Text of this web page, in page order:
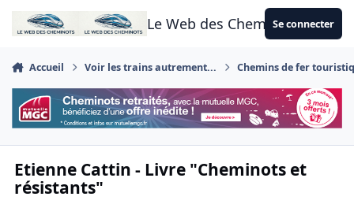
Aller au contenu
Le Web des CheminotsSe connecter
Accueil Voir les trains autrement... Chemins de fer
Etienne Cattin - Livre "Cheminots et
résistants"